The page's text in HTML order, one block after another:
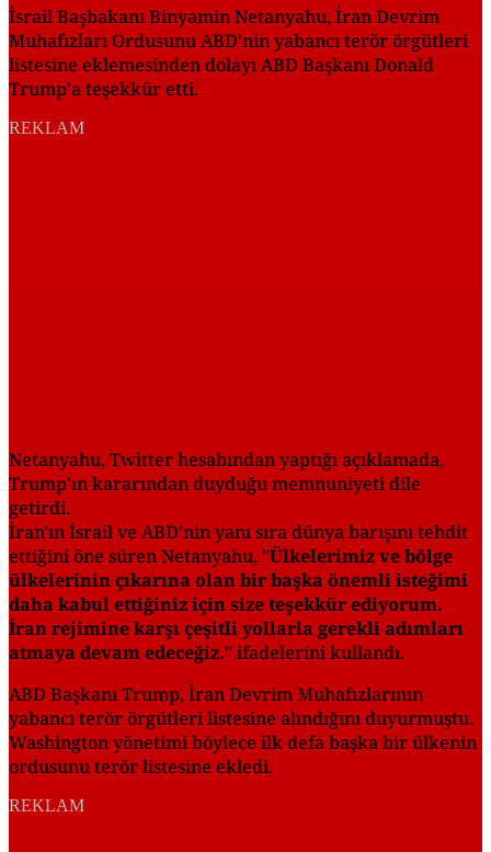
İsrail Başbakanı Binyamin Netanyahu, İran Devrim
Muhafızları Ordusunu ABD'nin yabancı terör örgütleri
listesine eklemesinden dolayı ABD Başkanı Donald
Trump'a teşekkür etti.
REKLAM
Netanyahu, Twitter hesabından yaptığı açıklamada,
Trump'ın kararından duyduğu memnuniyeti dile
getirdi.
İran'ın İsrail ve ABD'nin yanı sıra dünya barışını tehdit
ettiğini öne süren Netanyahu, "Ülkelerimiz ve bölge
ülkelerinin çıkarına olan bir başka önemli isteğimi
daha kabul ettiğiniz için size teşekkür ediyorum.
İran rejimine karşı çeşitli yollarla gerekli adımları
atmaya devam edeceğiz." ifadelerini kullandı.
ABD Başkanı Trump, İran Devrim Muhafızlarının
yabancı terör örgütleri listesine alındığını duyurmuştu.
Washington yönetimi böylece ilk defa başka bir ülkenin
ordusunu terör listesine ekledi.
REKLAM